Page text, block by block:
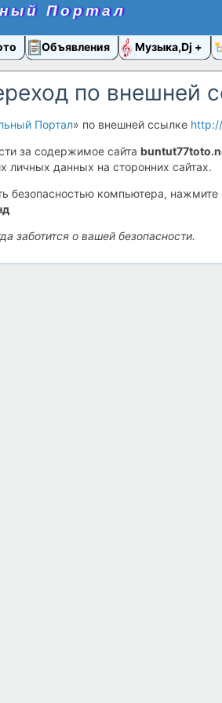
Портал
Объявления Музыка,Dj
по внешней
Портал» по внешней ссылке
за содержимое сайта
личных данных на сторонних сайтах.
безопасностью компьютера, нажмите
заботится о вашей безопасности.